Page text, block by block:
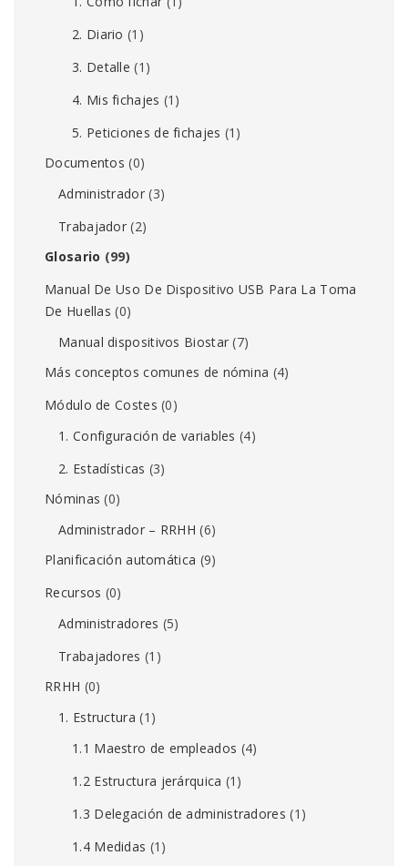
2. Diario (1)
3. Detalle (1)
4. Mis fichajes (1)
5. Peticiones de fichajes (1)
Documentos (0)
Administrador(3)
Trabajador (2)
Glosario (99)
Manual De Uso De Dispositivo USB Para La Toma
De Huellas (0)
Manual dispositivos Biostar (7)
Más conceptos comunes de nómina (4)
Módulo de Costes (0)
1. Configuración de variables (4)
2. Estadísticas (3)
Nóminas (0)
Administrador – RRHH (6)
Planificación automática (9)
Recursos (0)
Administradores (5)
Trabajadores (1)
RRHH (0)
1. Estructura (1)
1.1 Maestro de empleados (4)
1.2 Estructura jerárquica (1)
1.3 Delegación de administradores (1)
1.4 Medidas (1)